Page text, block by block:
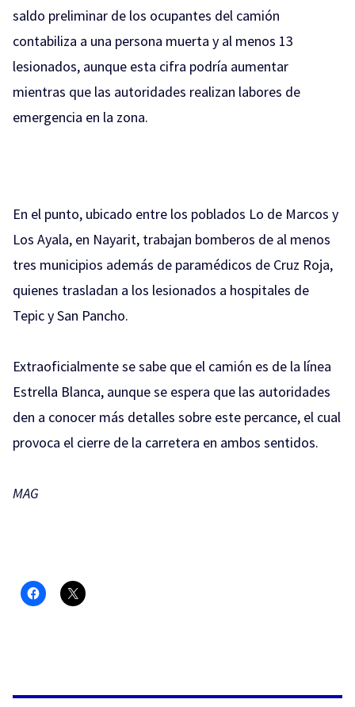
saldo preliminar de los ocupantes del camión
contabiliza a una persona muerta y al menos 13
lesionados, aunque esta cifra podría aumentar
mientras que las autoridades realizan labores de
emergencia en la zona.
En el punto, ubicado entre los poblados Lo de Marcos y
Los Ayala, en Nayarit, trabajan bomberos de al menos
tres municipios además de paramédicos de Cruz Roja,
quienes trasladan a los lesionados a hospitales de
Tepic y San Pancho.
Extraoficialmente se sabe que el camión es de la línea
Estrella Blanca, aunque se espera que las autoridades
den a conocer más detalles sobre este percance, el cual
provoca el cierre de la carretera en ambos sentidos.
MAG